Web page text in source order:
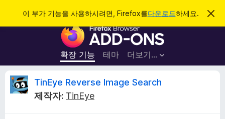
이 부가 기능을 사용하시려면, Firefox를다운로드하세요.
이
림
F
r
e
확장 기능 테마 더보기…
로그인
T
TinEye Reverse Image Search
제작자: TinEye